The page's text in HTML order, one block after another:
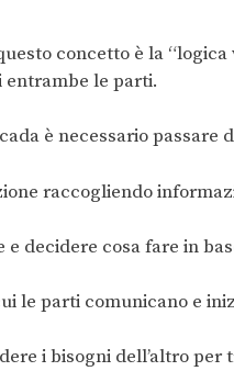
concetto è la
entrambe le parti.
è necessario passare
raccogliendo
e decidere cosa fare in
le parti comunicano e
i bisogni dell’altro per